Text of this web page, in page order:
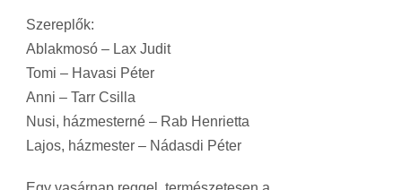
Szereplők:
Ablakmosó – Lax Judit
Tomi – Havasi Péter
Anni – Tarr Csilla
Nusi, házmesterné – Rab Henrietta
Lajos, házmester – Nádasdi Péter